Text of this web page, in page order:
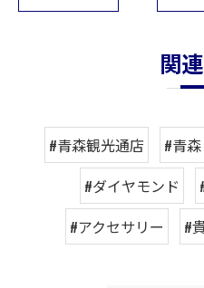
関
#青森観光通店 #青森
#ダイヤモンド
#アクセサリー
#